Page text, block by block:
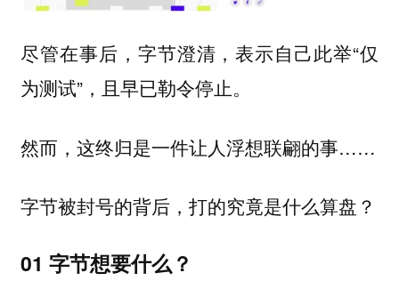
尽管在事后，字节澄清，表示自己此举“仅
为测试”，且早已勒令停止。
然而，这终归是一件让人浮想联翩的事……
字节被封号的背后，打的究竟是什么算盘？
01 字节想要什么？